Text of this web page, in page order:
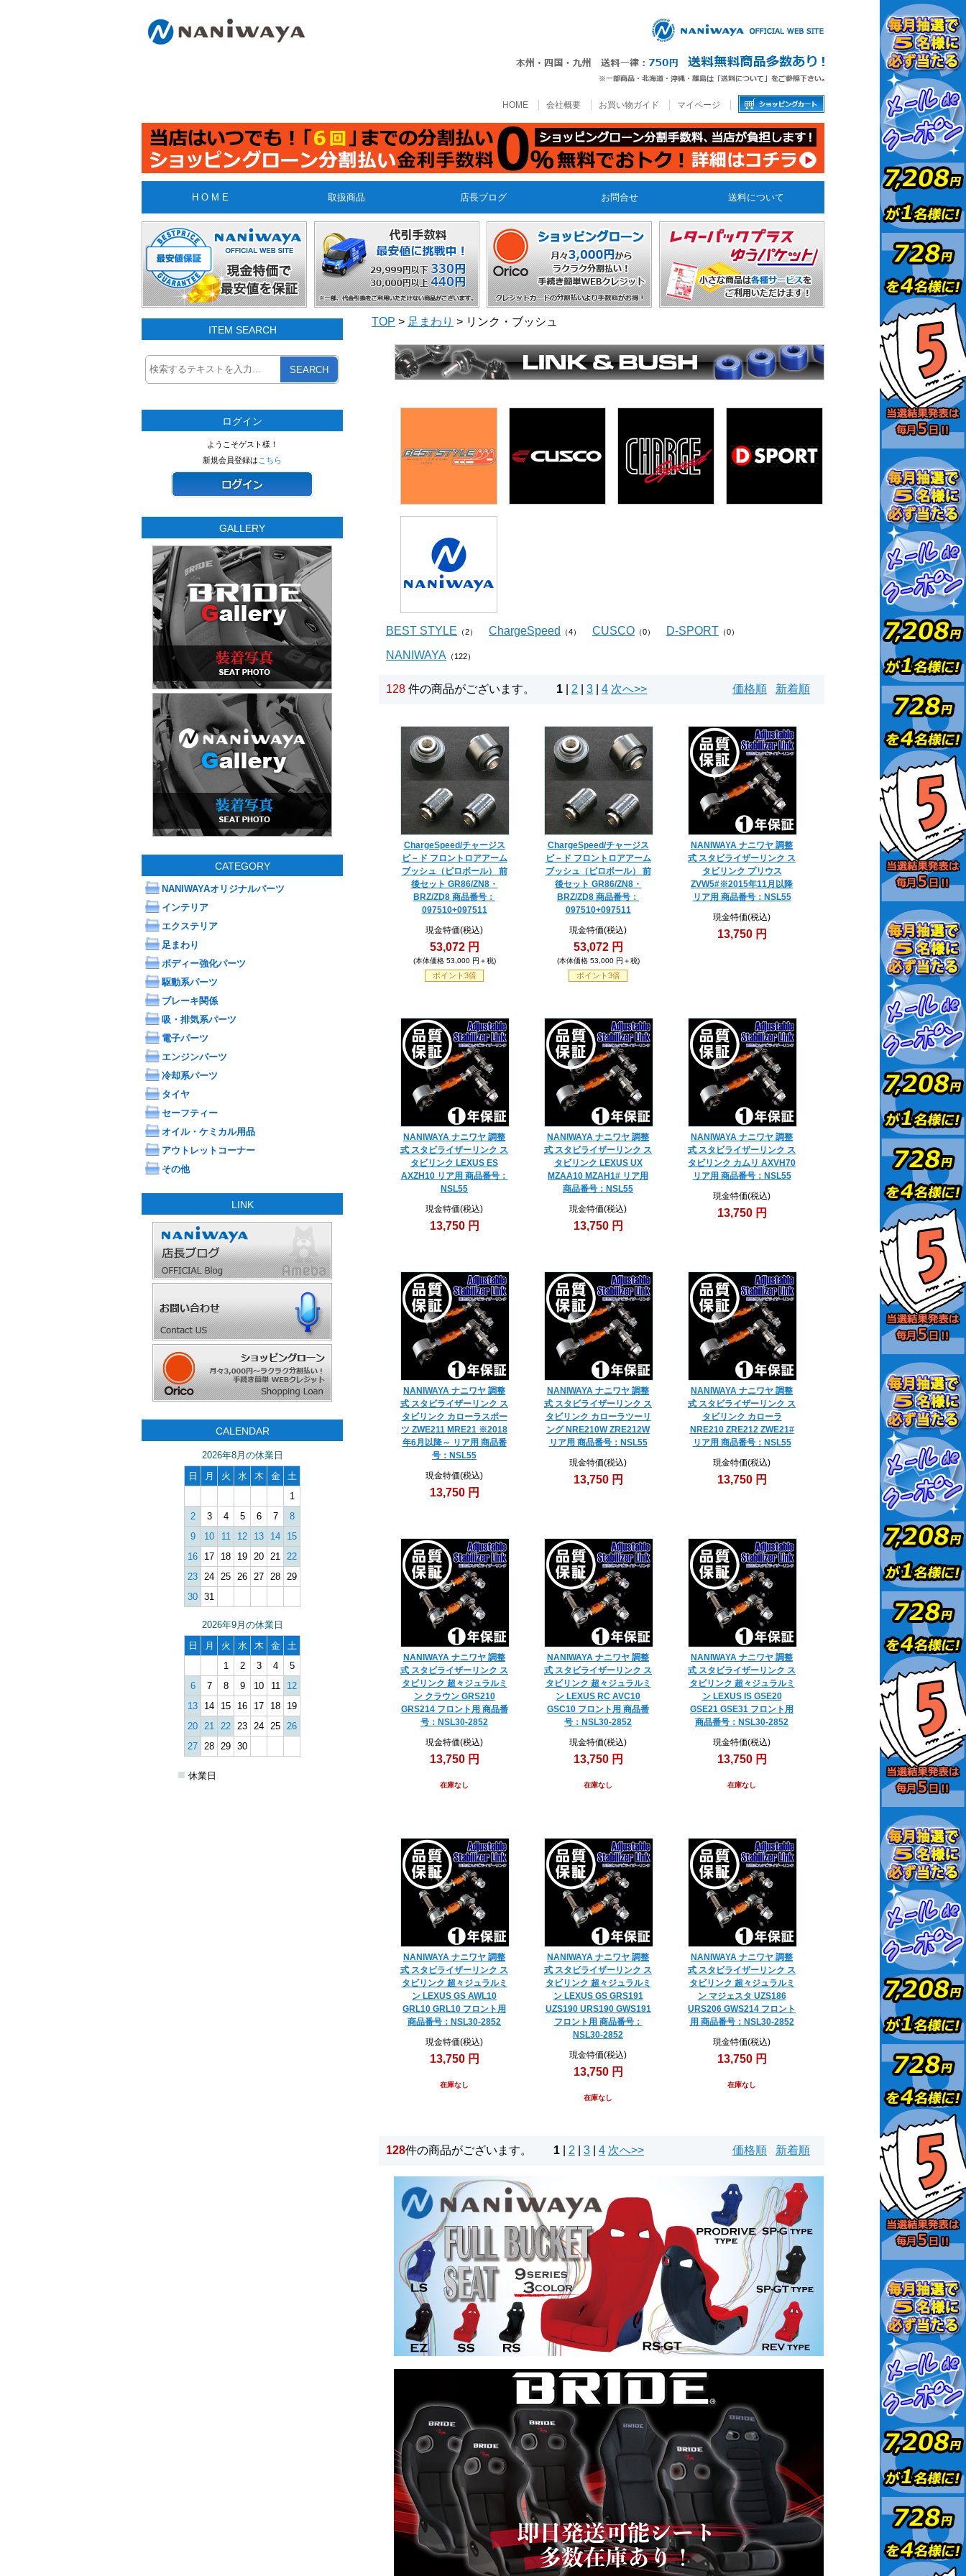
HOME 会社概要 お買い物ガイド マイページ
H O M E 取扱商品 店長ブログ お問合せ 送料について
ITEM SEARCH
SEARCH
ログイン
ようこそゲスト様！
新規会員登録は こちら
GALLERY
CATEGORY
NANIWAYAオリジナルパーツ
インテリア
エクステリア
足まわり
ボディー強化パーツ
駆動系パーツ
ブレーキ関係
吸・排気系パーツ
電子パーツ
エンジンパーツ
冷却系パーツ
タイヤ
セーフティー
オイル・ケミカル用品
アウトレットコーナー
その他
LINK
CALENDAR
2026年8月の休業日
日
月 火 水 木 金
土
1
2
3 4 5 6 7
8
9
10 11 12 13 14
15
16
17 18 19 20 21 22
23 24 25 26 27 28 29
30 31
2026年9月の休業日
日
月 火 水 木 金
土
1
2 3 4
5
6
7 8 9 10 11
12
13
14 15 16 17 18
19
20 21 22 23 24 25 26
27 28 29 30
■ 休業日
TOP > 足まわり > リンク・ブッシュ
BEST STYLE （2） ChargeSpeed （4） CUSCO （0） D-SPORT （0）
NANIWAYA （122）
128 件の商品がございます。 1 2 3 4 次へ>> 価格順 新着順
ChargeSpeed/チャージス
ピ－ド フロントロアアーム
ブッシュ（ピロボール） 前
後セット GR86/ZN8・
BRZ/ZD8 商品番号：
097510+097511
現金特価(税込)
53,072 円
(本体価格 53,000 円＋税)
ポイント3倍
ChargeSpeed/チャージス
ピ－ド フロントロアアーム
ブッシュ（ピロボール） 前
後セット GR86/ZN8・
BRZ/ZD8 商品番号：
097510+097511
現金特価(税込)
53,072 円
(本体価格 53,000 円＋税)
ポイント3倍
NANIWAYA ナニワヤ 調整
式 スタビライザーリンク ス
タビリンク プリウス
ZVW5#※2015年11月以降
リア用 商品番号：NSL55
現金特価(税込)
13,750 円
NANIWAYA ナニワヤ 調整
式 スタビライザーリンク ス
タビリンク LEXUS ES
AXZH10 リア用 商品番号：
NSL55
現金特価(税込)
13,750 円
NANIWAYA ナニワヤ 調整
式 スタビライザーリンク ス
タビリンク LEXUS UX
MZAA10 MZAH1# リア用
商品番号：NSL55
現金特価(税込)
13,750 円
NANIWAYA ナニワヤ 調整
式 スタビライザーリンク ス
タビリンク カムリ AXVH70
リア用 商品番号：NSL55
現金特価(税込)
13,750 円
NANIWAYA ナニワヤ 調整
式 スタビライザーリンク ス
タビリンク カローラスポー
ツ ZWE211 MRE21 ※2018
年6月以降～ リア用 商品番
号：NSL55
現金特価(税込)
13,750 円
NANIWAYA ナニワヤ 調整
式 スタビライザーリンク ス
タビリンク カローラツーリ
ング NRE210W ZRE212W
リア用 商品番号：NSL55
現金特価(税込)
13,750 円
NANIWAYA ナニワヤ 調整
式 スタビライザーリンク ス
タビリンク カローラ
NRE210 ZRE212 ZWE21#
リア用 商品番号：NSL55
現金特価(税込)
13,750 円
NANIWAYA ナニワヤ 調整
式 スタビライザーリンク ス
タビリンク 超々ジュラルミ
ン クラウン GRS210
GRS214 フロント用 商品番
号：NSL30-2852
現金特価(税込)
13,750 円
在庫なし
NANIWAYA ナニワヤ 調整
式 スタビライザーリンク ス
タビリンク 超々ジュラルミ
ン LEXUS RC AVC10
GSC10 フロント用 商品番
号：NSL30-2852
現金特価(税込)
13,750 円
在庫なし
NANIWAYA ナニワヤ 調整
式 スタビライザーリンク ス
タビリンク 超々ジュラルミ
ン LEXUS IS GSE20
GSE21 GSE31 フロント用
商品番号：NSL30-2852
現金特価(税込)
13,750 円
在庫なし
NANIWAYA ナニワヤ 調整
式 スタビライザーリンク ス
タビリンク 超々ジュラルミ
ン LEXUS GS AWL10
GRL10 GRL10 フロント用
商品番号：NSL30-2852
現金特価(税込)
13,750 円
在庫なし
NANIWAYA ナニワヤ 調整
式 スタビライザーリンク ス
タビリンク 超々ジュラルミ
ン LEXUS GS GRS191
UZS190 URS190 GWS191
フロント用 商品番号：
NSL30-2852
現金特価(税込)
13,750 円
在庫なし
NANIWAYA ナニワヤ 調整
式 スタビライザーリンク ス
タビリンク 超々ジュラルミ
ン マジェスタ UZS186
URS206 GWS214 フロント
用 商品番号：NSL30-2852
現金特価(税込)
13,750 円
在庫なし
128件の商品がございます。 1 2 3 4 次へ>> 価格順 新着順